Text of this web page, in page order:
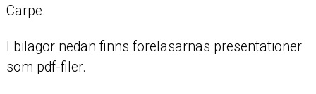
Carpe.
I bilagor nedan finns föreläsarnas presentationer
som pdf-filer.